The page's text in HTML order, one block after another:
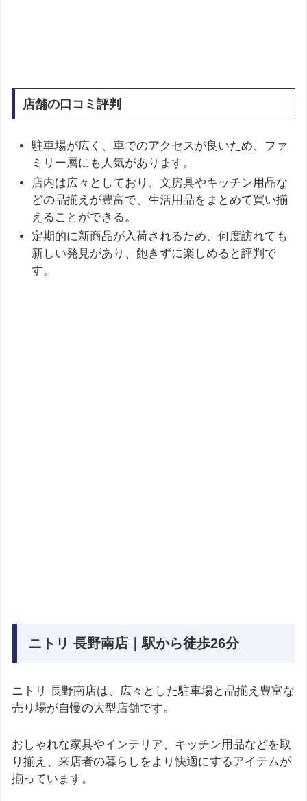
店舗の口コミ評判
駐車場が広く、車でのアクセスが良いため、ファ
ミリー層にも人気があります。
店内は広々としており、文房具やキッチン用品な
どの品揃えが豊富で、生活用品をまとめて買い揃
えることができる。
定期的に新商品が入荷されるため、何度訪れても
新しい発見があり、飽きずに楽しめると評判で
す。
ニトリ 長野南店｜駅から徒歩26分
ニトリ 長野南店は、広々とした駐車場と品揃え豊富な
売り場が自慢の大型店舗です。
おしゃれな家具やインテリア、キッチン用品などを取
り揃え、来店者の暮らしをより快適にするアイテムが
揃っています。